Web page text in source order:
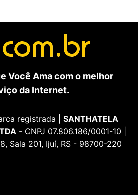
Você Ama com o melhor
da Internet.
registrada | SANTHATELA
- CNPJ 07.806.186/0001-10 |
Sala 201, Ijuí, RS - 98700-220